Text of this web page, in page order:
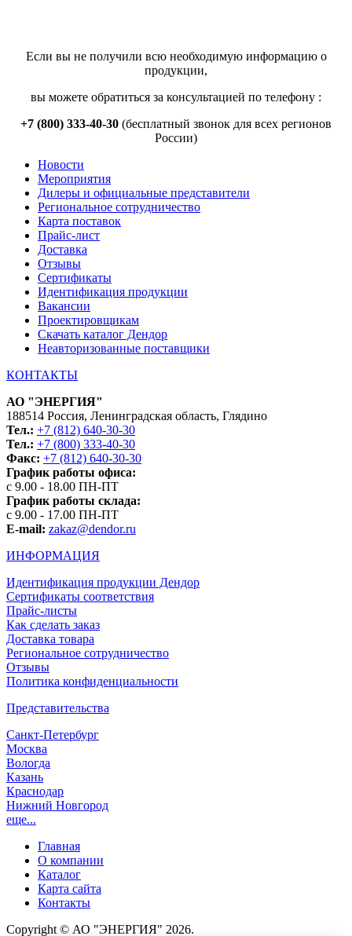
Если вы не получили всю необходимую информацию о
продукции,
вы можете обратиться за консультацией по телефону :
+7 (800) 333-40-30 (бесплатный звонок для всех регионов
России)
Новости
Мероприятия
Дилеры и официальные представители
Региональное сотрудничество
Карта поставок
Прайс-лист
Доставка
Отзывы
Сертификаты
Идентификация продукции
Вакансии
Проектировщикам
Скачать каталог Дендор
Неавторизованные поставщики
КОНТАКТЫ
АО "ЭНЕРГИЯ"
188514 Россия, Ленинградская область, Глядино
Тел.: +7 (812) 640-30-30
Тел.: +7 (800) 333-40-30
Факс: +7 (812) 640-30-30
График работы офиса:
с 9.00 - 18.00 ПН-ПТ
График работы склада:
с 9.00 - 17.00 ПН-ПТ
E-mail: zakaz@dendor.ru
ИНФОРМАЦИЯ
Идентификация продукции Дендор
Сертификаты соответствия
Прайс-листы
Как сделать заказ
Доставка товара
Региональное сотрудничество
Отзывы
Политика конфиденциальности
Представительства
Санкт-Петербург
Москва
Вологда
Казань
Краснодар
Нижний Новгород
еще...
Главная
О компании
Каталог
Карта сайта
Контакты
Copyright © АО "ЭНЕРГИЯ" 2026.